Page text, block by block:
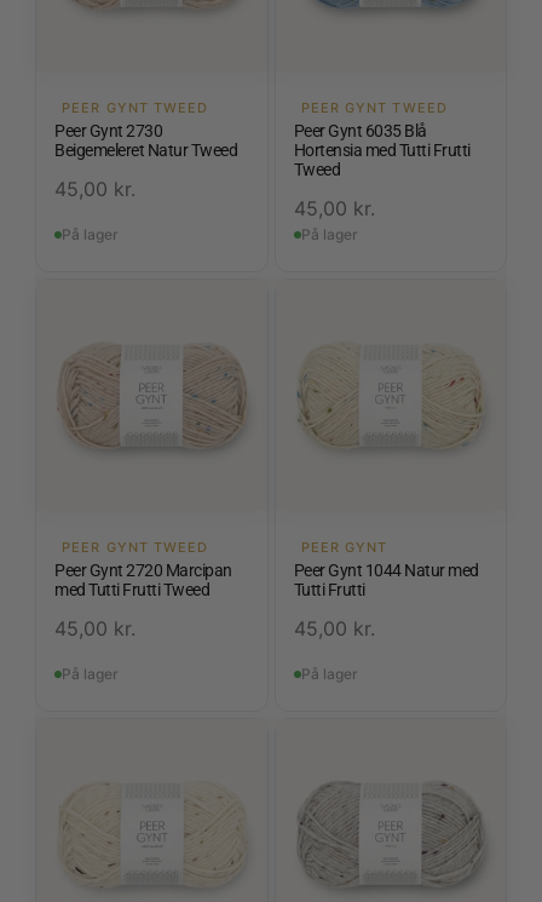
PEER GYNT TWEED
Peer Gynt 2730
Beigemeleret Natur Tweed
45,00 kr.
På lager
PEER GYNT TWEED
Peer Gynt 6035 Blå
Hortensia med Tutti Frutti
Tweed
45,00 kr.
På lager
PEER GYNT TWEED
Peer Gynt 2720 Marcipan
med Tutti Frutti Tweed
45,00 kr.
På lager
PEER GYNT
Peer Gynt 1044 Natur med
Tutti Frutti
45,00 kr.
På lager